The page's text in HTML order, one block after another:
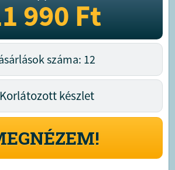
990Ft
száma: 12
Korlátozott készlet